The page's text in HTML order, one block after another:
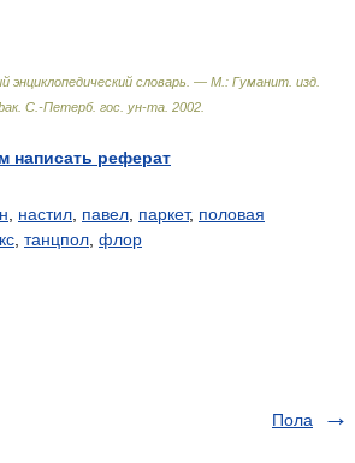
энциклопедический словарь. — М.: Гуманит. изд.
С.-Петерб. гос. ун-та 2002
написать реферат
настил павел паркет, половая
танцпол флор
Пола